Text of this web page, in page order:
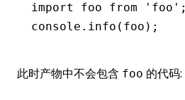
import foo from 'foo' ;
console .info (foo);
此时产物中不会包含 foo 的代码: